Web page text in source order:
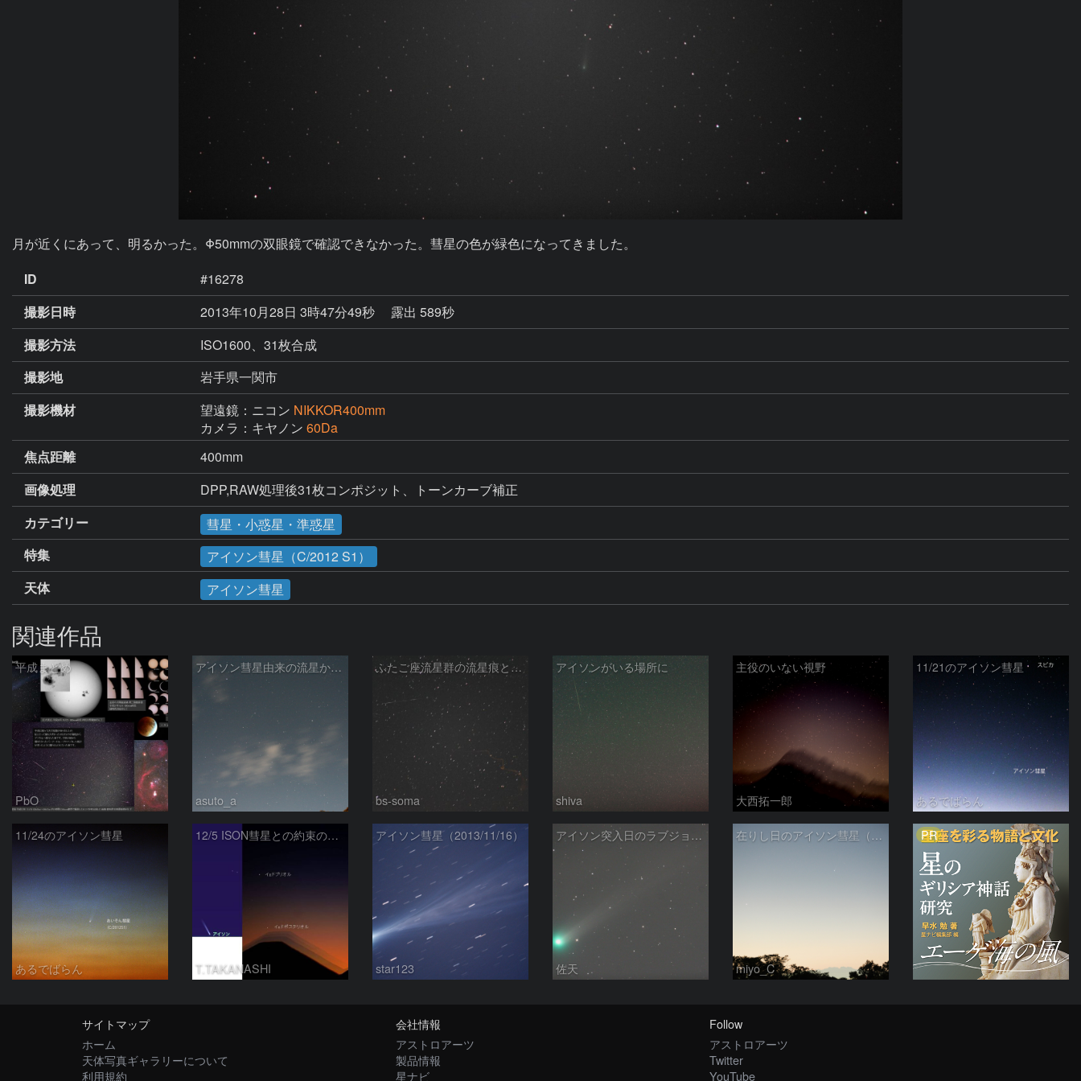
月が近くにあって、明るかった。Φ50mmの双眼鏡で確認できなかった。彗星の色が緑色になってきました。
ID
#16278
撮影日時
2013年10月28日 3時47分49秒
露出 589秒
撮影方法
ISO1600、31枚合成
撮影地
岩手県一関市
撮影機材
望遠鏡：ニコン NIKKOR400mm
カメラ：キヤノン 60Da
焦点距離
400mm
画像処理
DPP,RAW処理後31枚コンポジット、トーンカーブ補正
カテゴリー
彗星・小惑星・準惑星
特集
アイソン彗星（C/2012 S1）
天体
アイソン彗星
関連作品
平成まとめ
PbO
アイソン彗星由来の流星か☆彡
asuto_a
ふたご座流星群の流星痕と散在流星
bs-soma
アイソンがいる場所に
shiva
主役のいない視野
大西拓一郎
11/21のアイソン彗星
あるでばらん
11/24のアイソン彗星
あるでばらん
12/5 ISON彗星との約束の地へ
T.TAKANASHI
アイソン彗星（2013/11/16）
star123
アイソン突入日のラブジョイ彗星
佐天
在りし日のアイソン彗星（11/22）
miyo_C
PR
サイトマップ
ホーム
天体写真ギャラリーについて
利用規約
会社情報
アストロアーツ
製品情報
星ナビ
Follow
アストロアーツ
Twitter
YouTube